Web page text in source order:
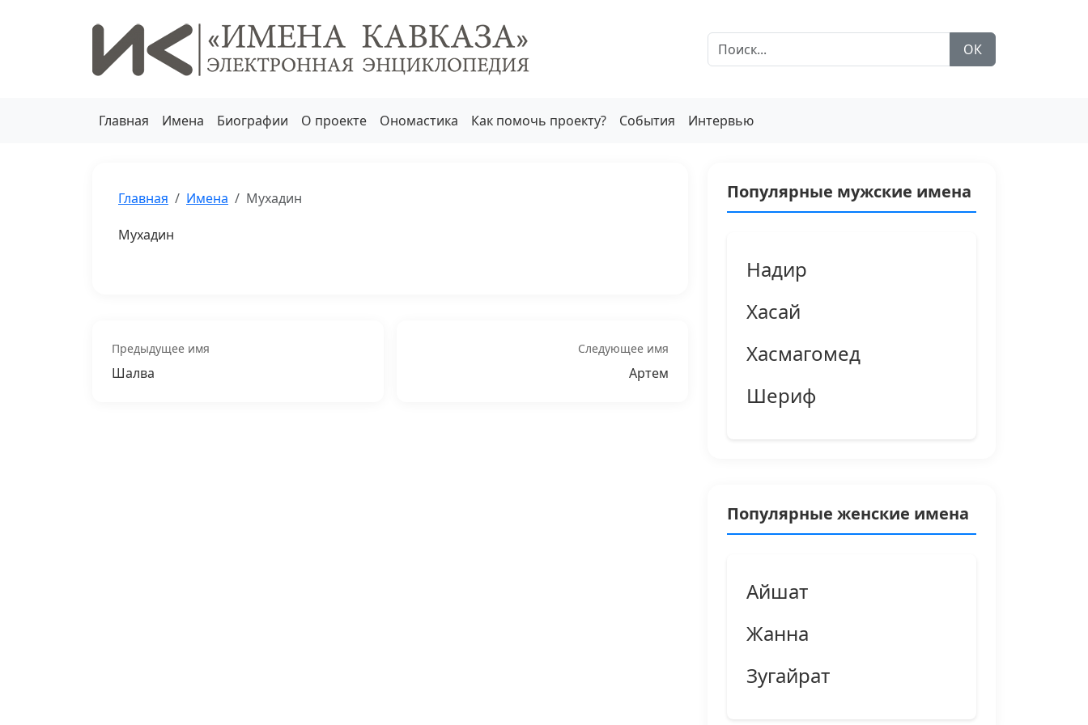
ОК
Главная Имена Биографии О проекте Ономастика Как помочь проекту? События Интервью
Главная Имена Мухадин
Мухадин
Предыдущее имя
Шалва
Следующее имя
Артем
Популярные мужские имена
Надир
Хасай
Хасмагомед
Шериф
Популярные женские имена
Айшат
Жанна
Зугайрат